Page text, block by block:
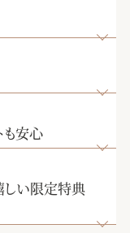
も安心
しい限定特典